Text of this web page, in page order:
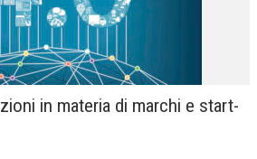
in materia di marchi e start-